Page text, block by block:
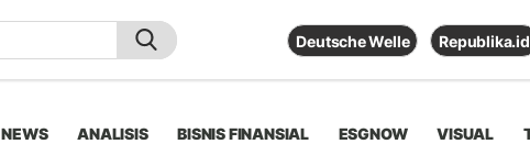
Deutsche Welle Republika.id
NEWS ANALISIS BISNIS FINANSIAL ESGNOW VISUAL